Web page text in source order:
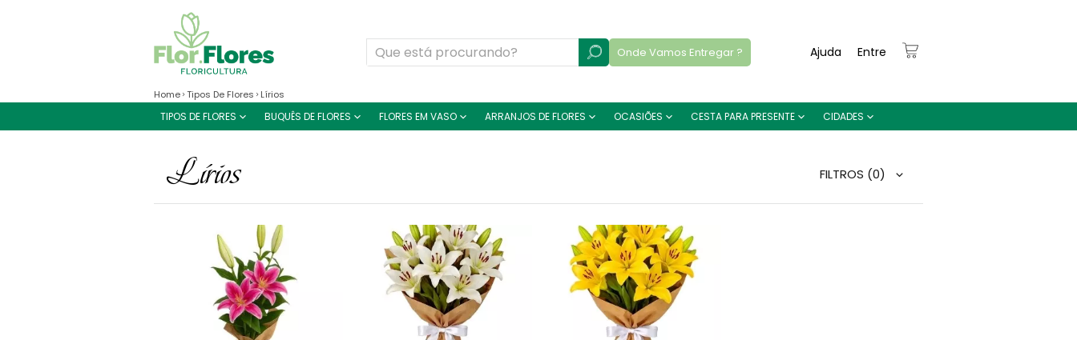
Onde Vamos Entregar ? Entre
Ajuda
TIPOS DE FLORES BUQUÊS DE FLORES FLORES EM VASO ARRANJOS DE FLORES OCASIÕES CESTA PARA PRESENTE CIDADES
Home Tipos De Flores Lírios
Lírios FILTROS (0)